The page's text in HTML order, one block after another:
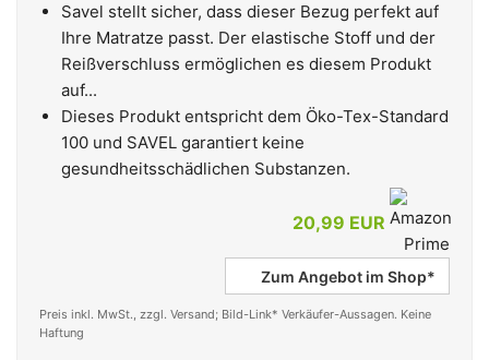
Savel stellt sicher, dass dieser Bezug perfekt auf
Ihre Matratze passt. Der elastische Stoff und der
Reißverschluss ermöglichen es diesem Produkt
auf...
Dieses Produkt entspricht dem Öko-Tex-Standard
100 und SAVEL garantiert keine
gesundheitsschädlichen Substanzen.
20,99 EUR
Zum Angebot im Shop*
Preis inkl. MwSt., zzgl. Versand; Bild-Link* Verkäufer-Aussagen. Keine
Haftung